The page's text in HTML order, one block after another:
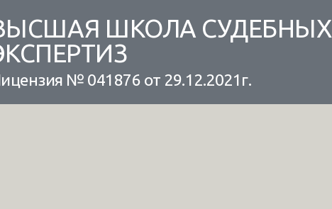
ШКОЛА СУДЕБНЫХ
№ 041876 от 29.12.2021г.